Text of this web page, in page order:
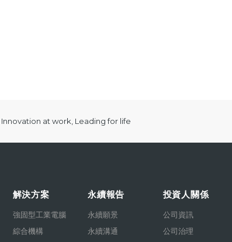
Innovation at work, Leading for life
解決方案
強固型工業電腦
綜合機構
永續報告
永續願景
永續溝通
投資人關係
公司資訊
公司治理